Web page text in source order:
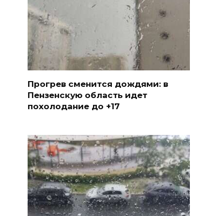
Прогрев сменится дождями: в
Пензенскую область идет
похолодание до +17